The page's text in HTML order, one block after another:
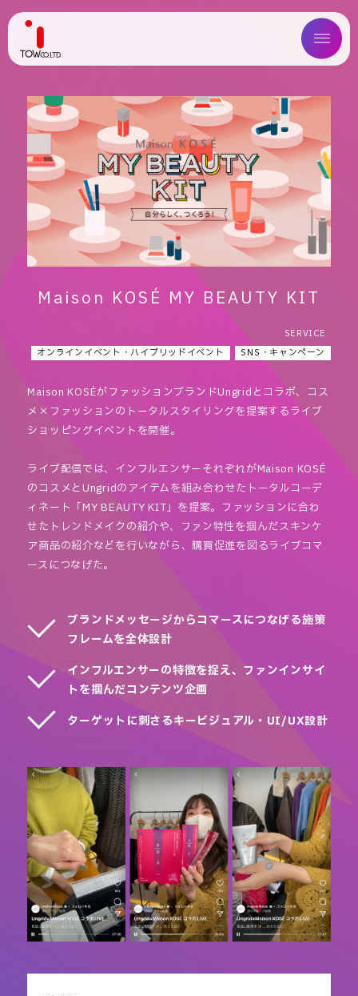
ABOUT US
SERVICE
WORKS
MAGAZINE
COMPANY
NEWS
IR
Maison KOSÉ MY BEAUTY KIT
SERVICE
オンラインイベント・ハイブリッドイベント
SNS・キャンペーン
Maison KOSÉがファッションブランドUngridとコラボ、コス
メ×ファッションのトータルスタイリングを提案するライブ
ショッピングイベントを開催。
ライブ配信では、インフルエンサーそれぞれがMaison KOSÉ
のコスメとUngridのアイテムを組み合わせたトータルコーデ
ィネート「MY BEAUTY KIT」を提案。ファッションに合わ
せたトレンドメイクの紹介や、ファン特性を掴んだスキンケ
ア商品の紹介などを行いながら、購買促進を図るライブコマ
ースにつなげた。
ブランドメッセージからコマースにつなげる施策
フレームを全体設計
インフルエンサーの特徴を捉え、ファンインサイ
トを掴んだコンテンツ企画
ターゲットに刺さるキービジュアル・UI/UX設計